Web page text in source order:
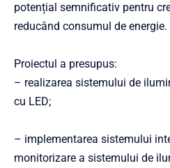
potențial semnificativ pentru
reducând consumul de energie.
Proiectul a presupus:
– realizarea sistemului de
cu LED;
– implementarea sistemului
monitorizare a sistemului de